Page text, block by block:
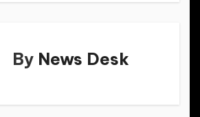
By News Desk